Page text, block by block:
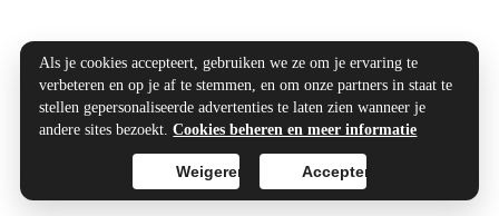
Als je cookies accepteert, gebruiken we ze om je ervaring te
verbeteren en op je af te stemmen, en om onze partners in staat te
stellen gepersonaliseerde advertenties te laten zien wanneer je
andere sites bezoekt.Cookies beheren en meer informatie
Accepteren
Weigeren